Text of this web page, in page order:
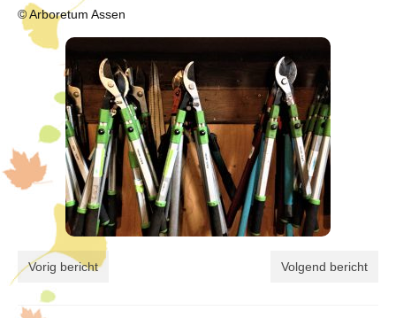
© Arboretum Assen
Vorig bericht Volgend bericht